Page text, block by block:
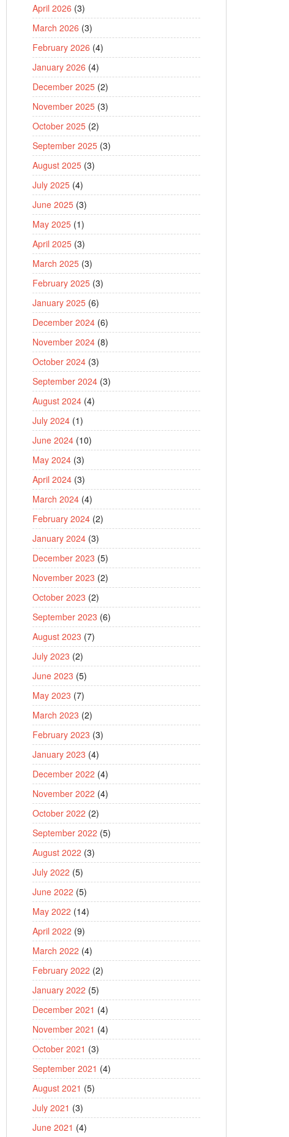
April 2026 (3)
March 2026 (3)
February 2026 (4)
January 2026 (4)
December 2025 (2)
November 2025 (3)
October 2025 (2)
September 2025 (3)
August 2025 (3)
July 2025 (4)
June 2025 (3)
May 2025 (1)
April 2025 (3)
March 2025 (3)
February 2025 (3)
January 2025 (6)
December 2024 (6)
November 2024 (8)
October 2024 (3)
September 2024 (3)
August 2024 (4)
July 2024 (1)
June 2024 (10)
May 2024 (3)
April 2024 (3)
March 2024 (4)
February 2024 (2)
January 2024 (3)
December 2023 (5)
November 2023 (2)
October 2023 (2)
September 2023 (6)
August 2023 (7)
July 2023 (2)
June 2023 (5)
May 2023 (7)
March 2023 (2)
February 2023 (3)
January 2023 (4)
December 2022 (4)
November 2022 (4)
October 2022 (2)
September 2022 (5)
August 2022 (3)
July 2022 (5)
June 2022 (5)
May 2022 (14)
April 2022 (9)
March 2022 (4)
February 2022 (2)
January 2022 (5)
December 2021 (4)
November 2021 (4)
October 2021 (3)
September 2021 (4)
August 2021 (5)
July 2021 (3)
June 2021 (4)